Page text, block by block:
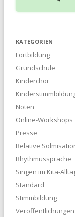
KATEGORIEN
Fortbildung
Grundschule
Kinderchor
Noten
Online-Workshops
Presse
Relative
Rhythmussprache
Singen im Kita-
Standard
Stimmbildung
Veröffentlichungen